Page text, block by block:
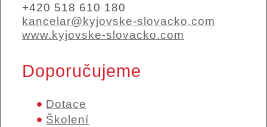
+420 518 610 180
kancelar@kyjovske-slovacko.com
www.kyjovske-slovacko.com
Doporučujeme
Dotace
Školení